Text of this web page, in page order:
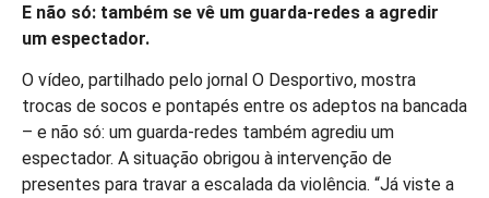
E não só: também se vê um guarda-redes a agredir
um espectador.
O vídeo, partilhado pelo jornal O Desportivo, mostra
trocas de socos e pontapés entre os adeptos na bancada
– e não só: um guarda-redes também agrediu um
espectador. A situação obrigou à intervenção de
presentes para travar a escalada da violência. “Já viste a